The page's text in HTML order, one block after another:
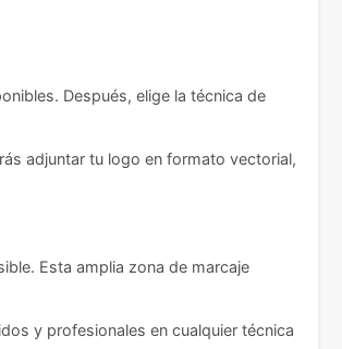
Después, elige la técnica de
adjuntar tu logo en formato vectorial,
Esta amplia zona de marcaje
y profesionales en cualquier técnica